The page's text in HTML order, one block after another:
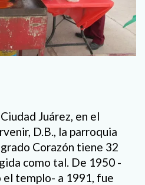
Juárez, en el
D.B., la parroquia
Corazón tiene 32
como tal. De 1950 -
templo- a 1991, fue